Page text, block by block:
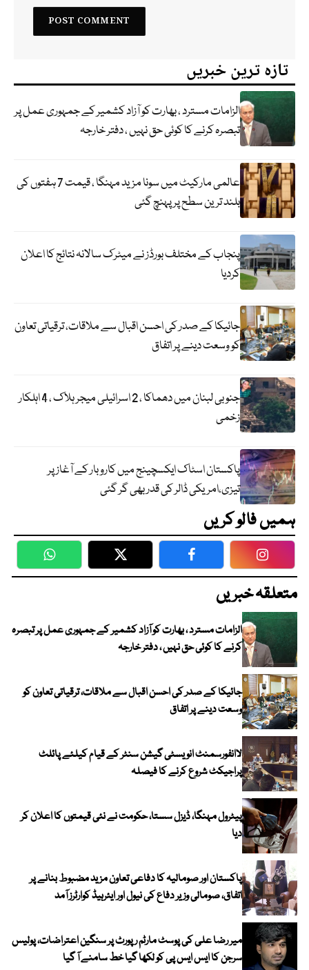
تازہ ترین خبریں
الزامات مسترد ، بھارت کو آزاد کشمیر کے جمہوری عمل پر
تبصرہ کرنے کا کوئی حق نہیں ، دفتر خارجہ
عالمی مارکیٹ میں سونا مزید مہنگا ، قیمت 7 ہفتوں کی
بلند ترین سطح پر پہنچ گئی
پنجاب کے مختلف بورڈز نے میٹرک سالانہ نتائج کا اعلان
کردیا
جائیکا کے صدر کی احسن اقبال سے ملاقات، ترقیاتی تعاون
کو وسعت دینے پر اتفاق
جنوبی لبنان میں دھماکا ، 2 اسرائیلی میجر ہلاک ، 4 اہلکار
زخمی
پاکستان اسٹاک ایکسچینج میں کاروبار کے آغاز پر
تیزی،امریکی ڈالر کی قدر بھی گر گئی
ہمیں فالو کریں
WhatsApp Twitter Facebook
متعلقہ خبریں
الزامات مسترد ، بھارت کو آزاد کشمیر کے جمہوری عمل پر تبصرہ
کرنے کا کوئی حق نہیں ، دفتر خارجہ
جائیکا کے صدر کی احسن اقبال سے ملاقات، ترقیاتی تعاون کو
وسعت دینے پر اتفاق
لاانفورسمنٹ انویسٹی گیشن سنٹر کے قیام کیلئے پائلٹ
پراجیکٹ شروع کرنے کا فیصلہ
پیٹرول مہنگا، ڈیزل سستا، حکومت نے نئی قیمتوں کا اعلان کر
دیا
پاکستان اور صومالیہ کا دفاعی تعاون مزید مضبوط بنانے پر
اتفاق، صومالی وزیر دفاع کی نیول اور ایئرہیڈ کوارٹرز آمد
میر رضا علی کی پوسٹ مارٹم رپورٹ پر سنگین اعتراضات، پولیس
سرجن کا ایس ایس پی کو لکھا گیا خط سامنے آ گیا